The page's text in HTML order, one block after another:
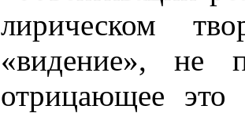
лирическом
«видение», не
отрицающее